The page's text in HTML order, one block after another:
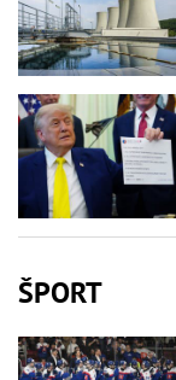
ŠPORT